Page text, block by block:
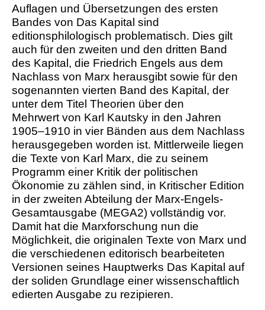
Auflagen und Übersetzungen des ersten
Bandes von Das Kapital sind
editionsphilologisch problematisch. Dies gilt
auch für den zweiten und den dritten Band
des Kapital, die Friedrich Engels aus dem
Nachlass von Marx herausgibt sowie für den
sogenannten vierten Band des Kapital, der
unter dem Titel Theorien über den
Mehrwert von Karl Kautsky in den Jahren
1905–1910 in vier Bänden aus dem Nachlass
herausgegeben worden ist. Mittlerweile liegen
die Texte von Karl Marx, die zu seinem
Programm einer Kritik der politischen
Ökonomie zu zählen sind, in Kritischer Edition
in der zweiten Abteilung der Marx-Engels-
Gesamtausgabe (MEGA2) vollständig vor.
Damit hat die Marxforschung nun die
Möglichkeit, die originalen Texte von Marx und
die verschiedenen editorisch bearbeiteten
Versionen seines Hauptwerks Das Kapital auf
der soliden Grundlage einer wissenschaftlich
edierten Ausgabe zu rezipieren.